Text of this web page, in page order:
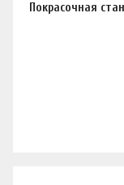
Покрасочная